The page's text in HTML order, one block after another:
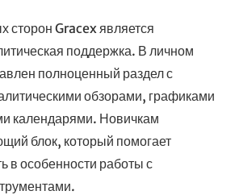
сторон Gracex является
поддержка. В личном
полноценный раздел с
обзорами, графиками
календарями. Новичкам
блок, который помогает
в особенности работы с